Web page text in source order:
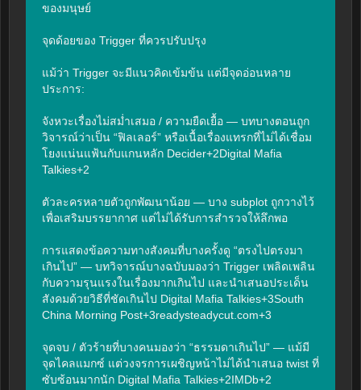
ของมนุษย์
จุดด้อยของ Trigger ที่ควรปรับปรุง
แม้ว่า Trigger จะมีแนวคิดเข้มข้น แต่มีจุดอ่อนหลาย
ประการ:
จังหวะเรื่องไม่สม่ำเสมอ / ความยืดเยื้อ — บทบางตอนถูก
วิจารณ์ว่าเป็น “ฟิลเลอร์” หรือเนื้อเรื่องแทรกที่ไม่ได้เชื่อม
โยงแน่นแฟ้นกับแกนหลัก Decider+2Digital Mafia
Talkies+2
ตัวละครหลายตัวถูกพัฒนาน้อย — บาง subplot ถูกวางไว้
เพื่อเสริมบรรยากาศ แต่ไม่ได้รับการสำรวจให้ลึกพอ
การแสดงข้อความทางสังคมที่บางครั้งดู “ตรงไปตรงมา
เกินไป” — บทวิจารณ์บางฉบับมองว่า Trigger เพลิดเพลิน
กับความรุนแรงในเรื่องมากเกินไป และนำเสนอประเด็น
สังคมด้วยวิธีที่ชัดเกินไป Digital Mafia Talkies+3South
China Morning Post+3readysteadycut.com+3
จุดจบ / ตัวร้ายที่บางคนมองว่า “ธรรมดาเกินไป” — แม้มี
จุดไคลแมกซ์ แต่วงจรการเผชิญหน้าไม่ได้นำเสนอ twist ที่
ซับซ้อนมากนัก Digital Mafia Talkies+2IMDb+2